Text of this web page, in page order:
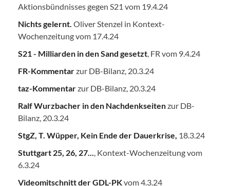
Aktionsbündnisses gegen S21 vom 19.4.24
Nichts gelernt. Oliver Stenzel in Kontext-
Wochenzeitung vom 17.4.24
S21 - Milliarden in den Sand gesetzt, FR vom 9.4.24
FR-Kommentarzur DB-Bilanz, 20.3.24
taz-Kommentarzur DB-Bilanz, 20.3.24
Ralf Wurzbacher in den Nachdenkseitenzur DB-
Bilanz, 20.3.24
StgZ, T. Wüpper, Kein Ende der Dauerkrise, 18.3.24
Stuttgart 25, 26, 27..., Kontext-Wochenzeitung vom
6.3.24
Videomitschnitt der GDL-PKvom 4.3.24